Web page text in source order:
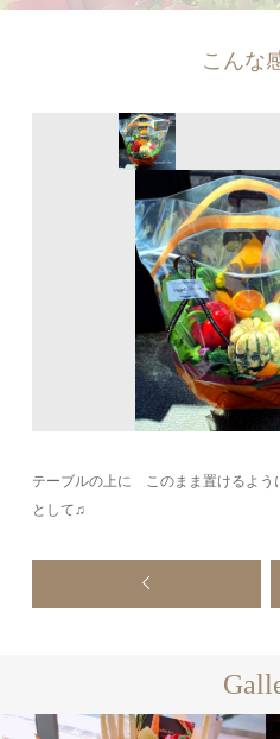
こんな
テーブルの上に このまま置けるよ
として♫